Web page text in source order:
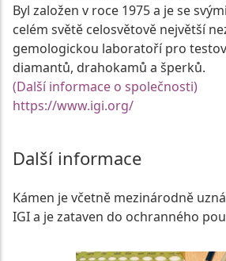
Byl založen v roce 1975 a je se
celém světě celosvětově největší
gemologickou laboratoří pro
diamantů, drahokamů a šperků.
(Další informace o společnosti)
https://www.igi.org/
Další informace
Kámen je včetně mezinárodně
IGI a je zataven do ochranného